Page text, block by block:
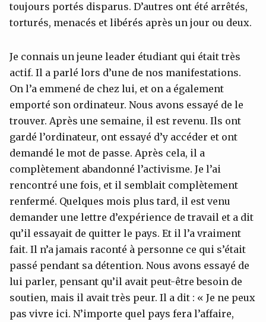
toujours portés disparus. D’autres ont été arrêtés,
torturés, menacés et libérés après un jour ou deux.
Je connais un jeune leader étudiant qui était très
actif. Il a parlé lors d’une de nos manifestations.
On l’a emmené de chez lui, et on a également
emporté son ordinateur. Nous avons essayé de le
trouver. Après une semaine, il est revenu. Ils ont
gardé l’ordinateur, ont essayé d’y accéder et ont
demandé le mot de passe. Après cela, il a
complètement abandonné l’activisme. Je l’ai
rencontré une fois, et il semblait complètement
renfermé. Quelques mois plus tard, il est venu
demander une lettre d’expérience de travail et a dit
qu’il essayait de quitter le pays. Et il l’a vraiment
fait. Il n’a jamais raconté à personne ce qui s’était
passé pendant sa détention. Nous avons essayé de
lui parler, pensant qu’il avait peut-être besoin de
soutien, mais il avait très peur. Il a dit : « Je ne peux
pas vivre ici. N’importe quel pays fera l’affaire,